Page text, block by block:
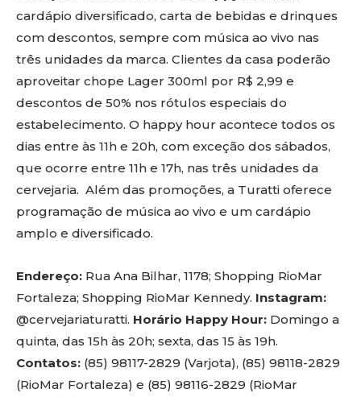
cardápio diversificado, carta de bebidas e drinques
com descontos, sempre com música ao vivo nas
três unidades da marca. Clientes da casa poderão
aproveitar chope Lager 300ml por R$ 2,99 e
descontos de 50% nos rótulos especiais do
estabelecimento. O happy hour acontece todos os
dias entre às 11h e 20h, com exceção dos sábados,
que ocorre entre 11h e 17h, nas três unidades da
cervejaria. Além das promoções, a Turatti oferece
programação de música ao vivo e um cardápio
amplo e diversificado.
Endereço: Rua Ana Bilhar, 1178; Shopping RioMar
Fortaleza; Shopping RioMar Kennedy. Instagram:
@cervejariaturatti. Horário Happy Hour: Domingo a
quinta, das 15h às 20h; sexta, das 15 às 19h.
Contatos: (85) 98117-2829 (Varjota), (85) 98118-2829
(RioMar Fortaleza) e (85) 98116-2829 (RioMar